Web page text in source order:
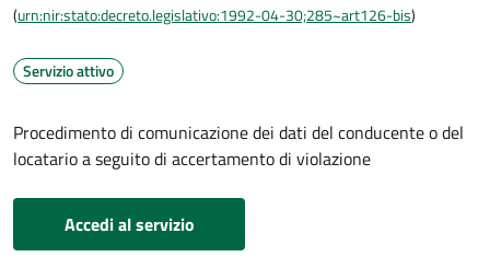
(urn:nir:stato:decreto.legislativo:1992-04-30;285~art126-bis)
Servizio attivo
Procedimento di comunicazione dei dati del conducente o del
locatario a seguito di accertamento di violazione
Accedi al servizio